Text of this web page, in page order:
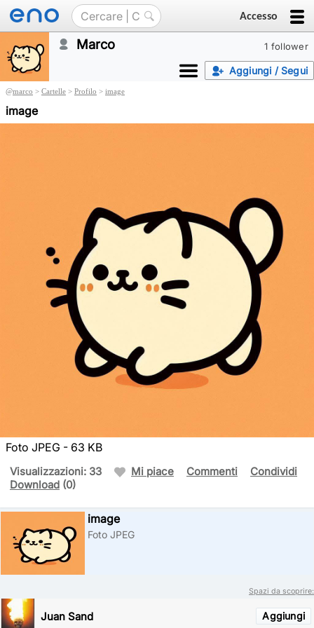
Accesso
1 follower
Marco
Aggiungi / Segui
@marco > Cartelle > Profilo > image
image
Foto JPEG - 63 KB
Visualizzazioni: 33 Mi piace Commenti
Condividi
Download (0)
image
Foto JPEG
Spazi da scoprire:
Aggiungi
Juan Sand